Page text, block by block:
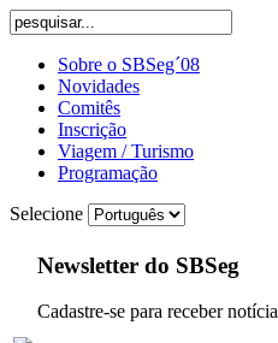
Sobre o SBSeg´08
Novidades
Comitês
Inscrição
Viagem / Turismo
Programação
Selecione
Newsletter do SBSeg
Cadastre-se para receber